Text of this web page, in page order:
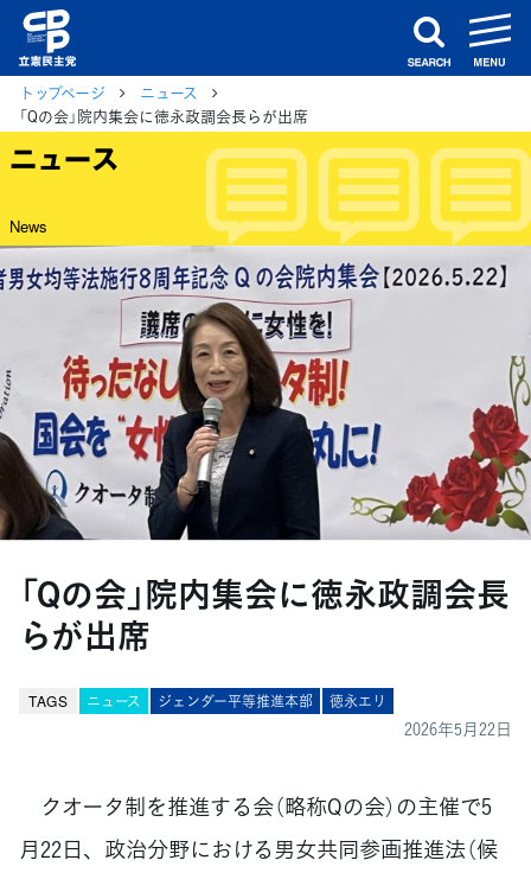
search
トップページ
ニュース
「Qの会」院内集会に徳永政調会長らが出席
ニュース
News
「Qの会」院内集会に徳永政調会長
らが出席
TAGS ニュース ジェンダー平等推進本部 徳永エリ
2026年5月22日
クオータ制を推進する会（略称Qの会）の主催で5
月22日、政治分野における男女共同参画推進法（候